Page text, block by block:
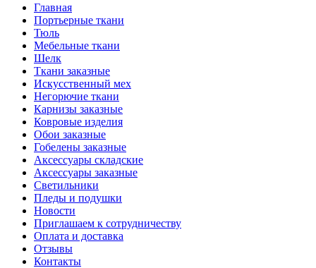
Главная
Портьерные ткани
Тюль
Мебельные ткани
Шелк
Ткани заказные
Искусственный мех
Негорючие ткани
Карнизы заказные
Ковровые изделия
Обои заказные
Гобелены заказные
Аксессуары складские
Аксессуары заказные
Светильники
Пледы и подушки
Новости
Приглашаем к сотрудничеству
Оплата и доставка
Отзывы
Контакты